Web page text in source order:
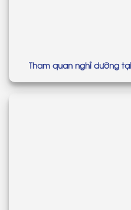
Tham quan nghỉ dưỡng